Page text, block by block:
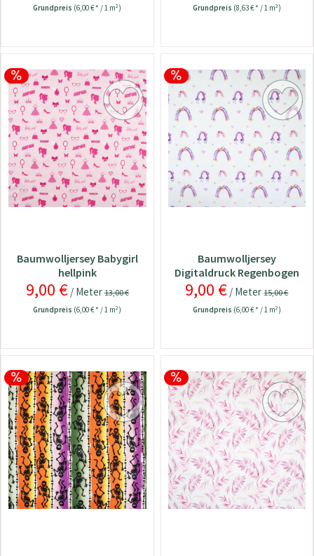
Grundpreis (6,00 € * / 1 m²) Grundpreis (8,63 € * / 1 m²)
Baumwolljersey Babygirl
hellpink
9,00 €/ Meter13,00 €
Grundpreis (6,00 € * / 1 m²)
Baumwolljersey
Digitaldruck Regenbogen
offweiß
9,00 € / Meter15,00 €
Grundpreis (6,00 € * / 1 m²)